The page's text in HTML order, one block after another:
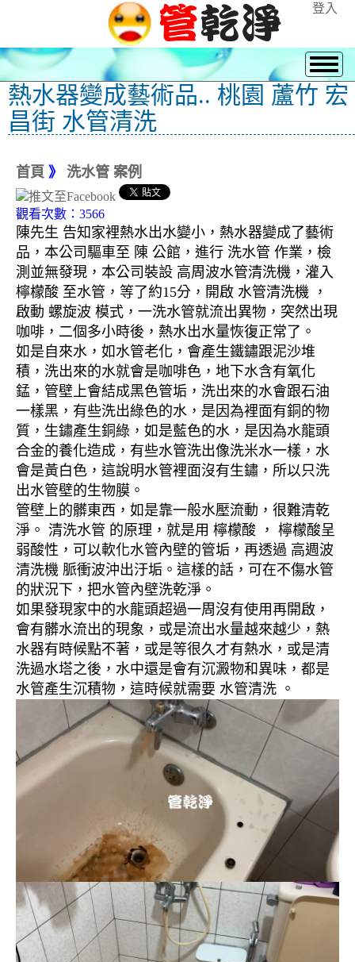
登入
熱水器變成藝術品.. 桃園 蘆竹 宏
昌街 水管清洗
首頁 》 洗水管 案例
觀看次數：3566
陳先生 告知家裡熱水出水變小，熱水器變成了藝術
品，本公司驅車至 陳 公館，進行 洗水管 作業，檢
測並無發現，本公司裝設 高周波水管清洗機，灌入
檸檬酸 至水管，等了約15分，開啟 水管清洗機 ，
啟動 螺旋波 模式，一洗水管就流出異物，突然出現
咖啡，二個多小時後，熱水出水量恢復正常了。
如是自來水，如水管老化，會產生鐵鏽跟泥沙堆
積，洗出來的水就會是咖啡色，地下水含有氧化
錳，管壁上會結成黑色管垢，洗出來的水會跟石油
一樣黑，有些洗出綠色的水，是因為裡面有銅的物
質，生鏽產生銅綠，如是藍色的水，是因為水龍頭
合金的養化造成，有些水管洗出像洗米水一樣，水
會是黃白色，這說明水管裡面沒有生鏽，所以只洗
出水管壁的生物膜。
管壁上的髒東西，如是靠一般水壓流動，很難清乾
淨。 清洗水管 的原理，就是用 檸檬酸 ， 檸檬酸呈
弱酸性，可以軟化水管內壁的管垢，再透過 高週波
清洗機 脈衝波沖出汙垢。這樣的話，可在不傷水管
的狀況下，把水管內壁洗乾淨。
如果發現家中的水龍頭超過一周沒有使用再開啟，
會有髒水流出的現象，或是流出水量越來越少，熱
水器有時候點不著，或是等很久才有熱水，或是清
洗過水塔之後，水中還是會有沉澱物和異味，都是
水管產生沉積物，這時候就需要 水管清洗 。